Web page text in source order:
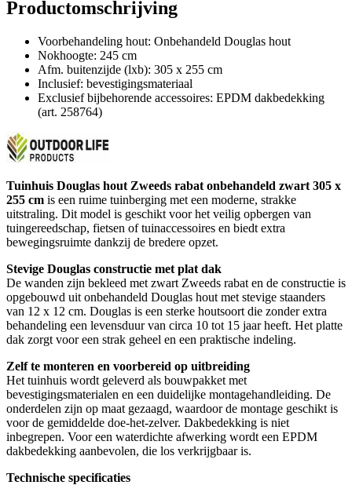
Productomschrijving
Voorbehandeling hout: Onbehandeld Douglas hout
Nokhoogte: 245 cm
Afm. buitenzijde (lxb): 305 x 255 cm
Inclusief: bevestigingsmateriaal
Exclusief bijbehorende accessoires: EPDM dakbedekking
(art. 258764)
Tuinhuis Douglas hout Zweeds rabat onbehandeld zwart 305 x
255 cm is een ruime tuinberging met een moderne, strakke
uitstraling. Dit model is geschikt voor het veilig opbergen van
tuingereedschap, fietsen of tuinaccessoires en biedt extra
bewegingsruimte dankzij de bredere opzet.
Stevige Douglas constructie met plat dak
De wanden zijn bekleed met zwart Zweeds rabat en de constructie is
opgebouwd uit onbehandeld Douglas hout met stevige staanders
van 12 x 12 cm. Douglas is een sterke houtsoort die zonder extra
behandeling een levensduur van circa 10 tot 15 jaar heeft. Het platte
dak zorgt voor een strak geheel en een praktische indeling.
Zelf te monteren en voorbereid op uitbreiding
Het tuinhuis wordt geleverd als bouwpakket met
bevestigingsmaterialen en een duidelijke montagehandleiding. De
onderdelen zijn op maat gezaagd, waardoor de montage geschikt is
voor de gemiddelde doe-het-zelver. Dakbedekking is niet
inbegrepen. Voor een waterdichte afwerking wordt een EPDM
dakbedekking aanbevolen, die los verkrijgbaar is.
Technische specificaties